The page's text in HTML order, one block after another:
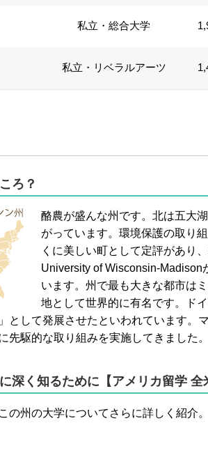
私立・総合大学
私立・リベラルアーツ
ろ？
酪農が盛んな州です。北は五大
がっています。環境保護の取り
くに美しい町として定評があり
University of Wisconsin-Madison
います。州で最も大きな都市は
地として世界的に有名です。ド
として発展させたといわれています。
先駆的な取り組みを実施してきました。
深く知るために【アメリカ留学 全
の州の大学についてさらに詳しく紹介